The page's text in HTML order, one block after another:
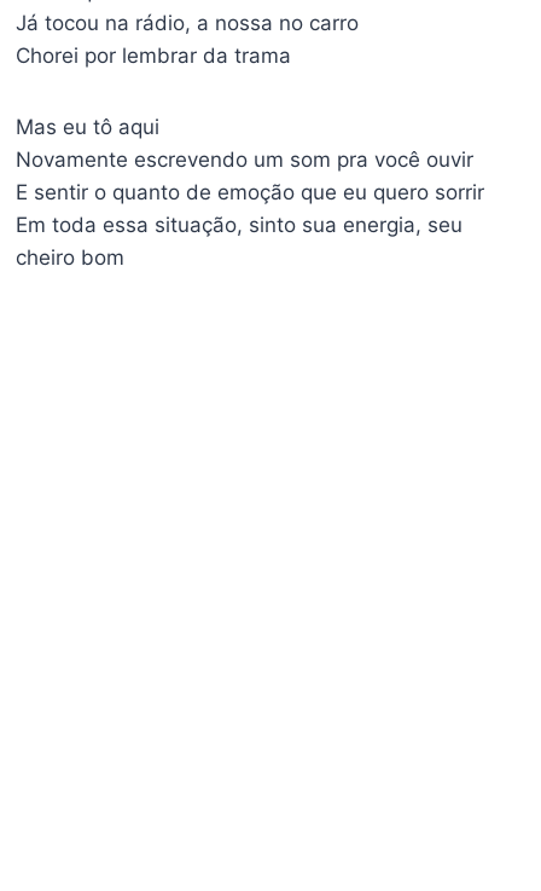
Já tocou na rádio, a nossa no carro
Chorei por lembrar da trama
Mas eu tô aqui
Novamente escrevendo um som pra você ouvir
E sentir o quanto de emoção que eu quero sorrir
Em toda essa situação, sinto sua energia, seu
cheiro bom